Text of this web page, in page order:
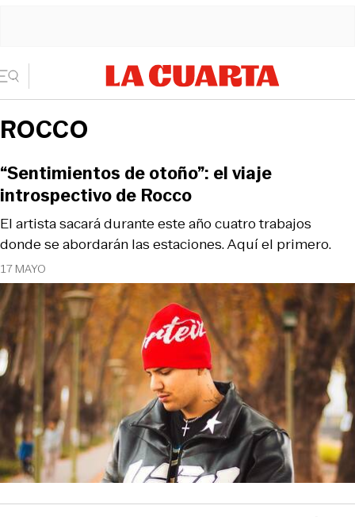
ROCCO
17 MAYO
El artista sacará durante este año cuatro trabajos
donde se abordarán las estaciones. Aquí el primero.
“Sentimientos de otoño”: el viaje
introspectivo de Rocco